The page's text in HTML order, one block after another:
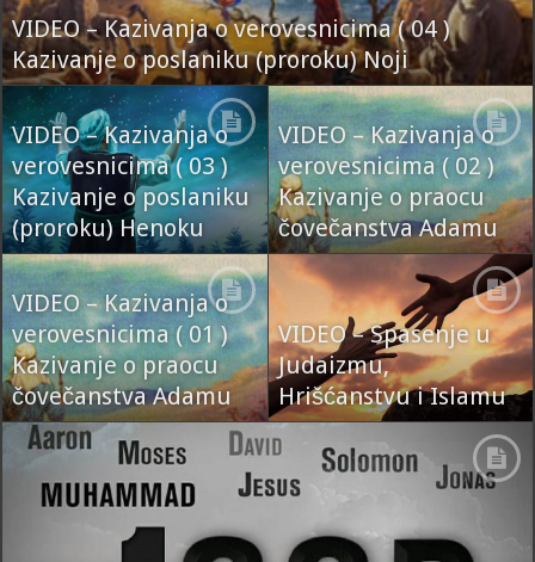
VIDEO – Kazivanja o verovesnicima ( 04 )
Kazivanje o poslaniku (proroku) Noji
VIDEO – Kazivanja o
verovesnicima ( 03 )
Kazivanje o poslaniku
(proroku) Henoku
VIDEO – Kazivanja o
verovesnicima ( 02 )
Kazivanje o praocu
čovečanstva Adamu
VIDEO – Kazivanja o
verovesnicima ( 01 )
Kazivanje o praocu
čovečanstva Adamu
VIDEO – Spasenje u
Judaizmu,
Hrišćanstvu i Islamu